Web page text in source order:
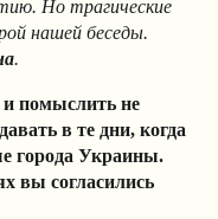
Но трагические
нашей беседы.
.
помыслить не
в те дни, когда
города Украины.
вы согласились